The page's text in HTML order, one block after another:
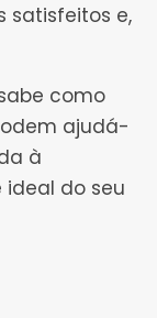
satisfeitos e,
como
ajudá-
à
do seu